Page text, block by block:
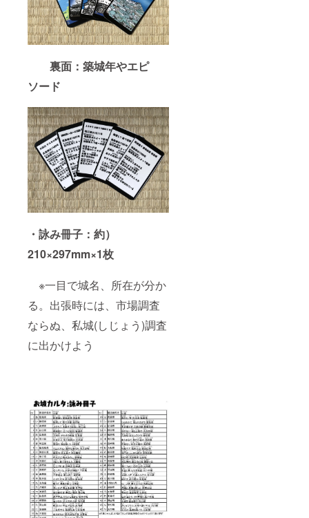
裏面：築城年やエピ
ソード
・詠み冊子：約）
210×297mm×1枚
※一目で城名、所在が分か
る。出張時には、市場調査
ならぬ、私城(しじょう)調査
に出かけよう